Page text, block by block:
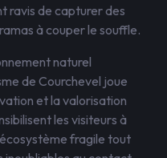
ravis de capturer des
à couper le souffle.
naturel
de Courchevel joue
et la valorisation
les visiteurs à
fragile tout